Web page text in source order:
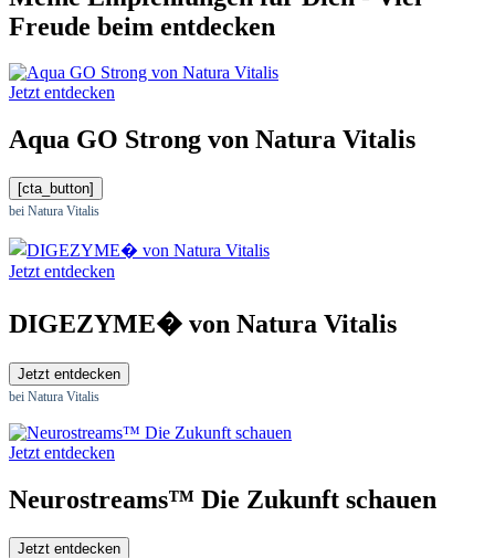
Freude beim entdecken
Jetzt entdecken
Aqua GO Strong von Natura Vitalis
[cta_button]
bei Natura Vitalis
Jetzt entdecken
DIGEZYME� von Natura Vitalis
Jetzt entdecken
bei Natura Vitalis
Jetzt entdecken
Neurostreams™ Die Zukunft schauen
Jetzt entdecken